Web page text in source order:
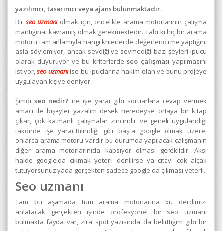
yazılımcı, tasarımcı veya ajans bulunmaktadır.
Bir seo uzmanıolmak için, öncelikle arama motorlarının çalışma
mantığınaı kavramış olmak gerekmektedir. Tabi ki hiç bir arama
motoru tam anlamıyla hangi kriterlerde değerlendirme yaptığını
asla söylemiyor, ancak sevdiği ve sevmediği bazı şeyleri ipucu
olarak duyuruyor ve bu kriterlerdeseo çalışması yapılmasını
istiyor,seo uzmanıise bu ipuçlarına hakim olan ve bunu projeye
uygulayan kişiye deniyor.
Şimdiseo nedir? ne işe yarar gibi soruarlara cevap vermek
amacı ile bişeyler yazalım desek neredeyse ortaya bir kitap
çıkar, çok katmanlı çalışmalar zinciridir ve geneli uygulandığı
takdirde işe yarar.Bilindiği gibi başta google olmak üzere,
onlarca arama motoru vardır bu durumda yapılacak çalışmanın
diğer arama motorlarınıda kapsıyor olması gereklidir. Aksi
halde google'da çıkmak yeterli denilirse ya çıtayı çok alçak
tutuyorsunuz yada gerçekten sadece google'da çıkması yeterli.
Seo uzmanı
Tam bu aşamada tüm arama motorlarına bu derdimizi
anlatacak gerçekten işinde profesyonel bir seo uzmanı
bulmakta fayda var, zira spot yazısında da belirttiğim gibi bir